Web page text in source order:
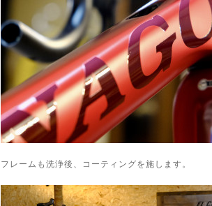
フレームも洗浄後、コーティングを施します。